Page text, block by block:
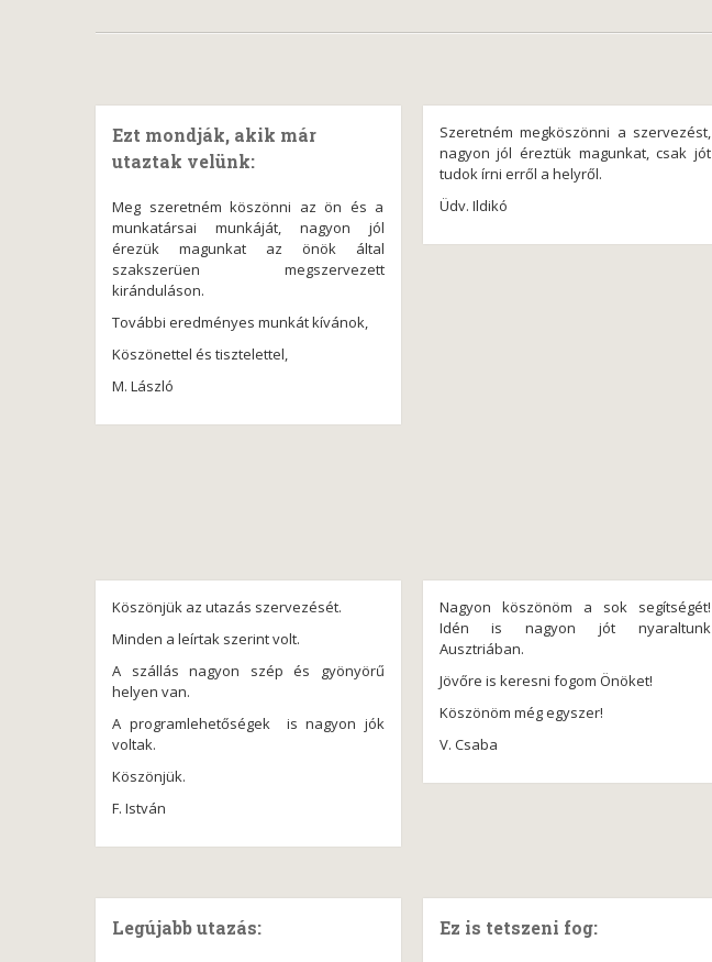
Ezt mondják, akik már
utaztak velünk:
Meg szeretném köszönni az ön és a
munkatársai munkáját, nagyon jól
érezük magunkat az önök által
szakszerüen megszervezett
kiránduláson.
További eredményes munkát kívánok,
Köszönettel és tisztelettel,
M. László
Szeretném megköszönni a szervezést,
nagyon jól éreztük magunkat, csak jót
tudok írni erről a helyről.
Üdv. Ildikó
Köszönjük az utazás szervezését.
Minden a leírtak szerint volt.
A szállás nagyon szép és gyönyörű
helyen van.
A programlehetőségek is nagyon jók
voltak.
Köszönjük.
F. István
Nagyon köszönöm a sok segítségét!
Idén is nagyon jót nyaraltunk
Ausztriában.
Jövőre is keresni fogom Önöket!
Köszönöm még egyszer!
V. Csaba
Legújabb utazás: Ez is tetszeni fog: